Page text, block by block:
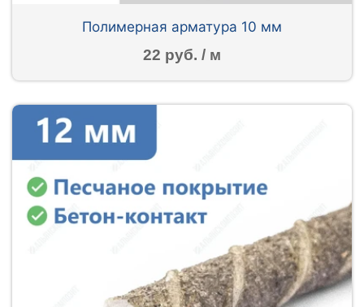
Полимерная арматура 10 мм
22 руб. / м